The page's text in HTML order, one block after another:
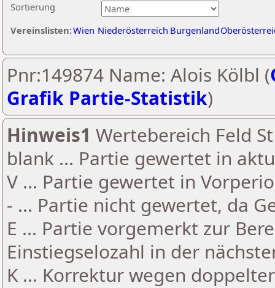
Sortierung
Vereinslisten:Wien Niederösterreich Burgenland
Pnr:149874 Name: Alois Kölbl (
Grafik Partie-Statistik)
Hinweis1 Wertebereich Feld
blank ... Partie gewertet in
V ... Partie gewertet in
- ... Partie nicht gewertet, da
E ... Partie vorgemerkt zur
Einstiegselozahl in der
K ... Korrektur wegen